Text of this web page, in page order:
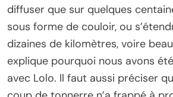
diffuser que sur quelques
sous forme de couloir, ou
dizaines de kilomètres, voire
explique pourquoi nous avons
avec Lolo. Il faut aussi préciser